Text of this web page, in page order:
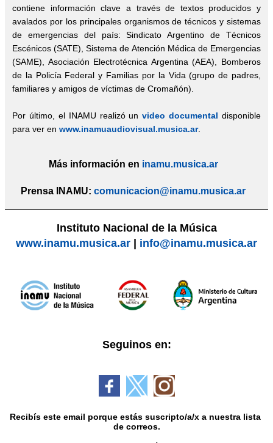
contiene información clave a través de textos producidos y
avalados por los principales organismos de técnicos y sistemas
de emergencias del país: Sindicato Argentino de Técnicos
Escénicos (SATE), Sistema de Atención Médica de Emergencias
(SAME), Asociación Electrotécnica Argentina (AEA), Bomberos
de la Policía Federal y Familias por la Vida (grupo de padres,
familiares y amigos de víctimas de Cromañón).
Por último, el INAMU realizó unvideo documental disponible
para ver en www.inamuaudiovisual.musica.ar.
Más información en inamu.musica.ar
Prensa INAMU: comunicacion@inamu.musica.ar
Instituto Nacional de la Música
www.inamu.musica.ar
info@inamu.musica.ar
Seguinos en:
Recibís este email porque estás suscripto/a/x a nuestra lista
de correos.